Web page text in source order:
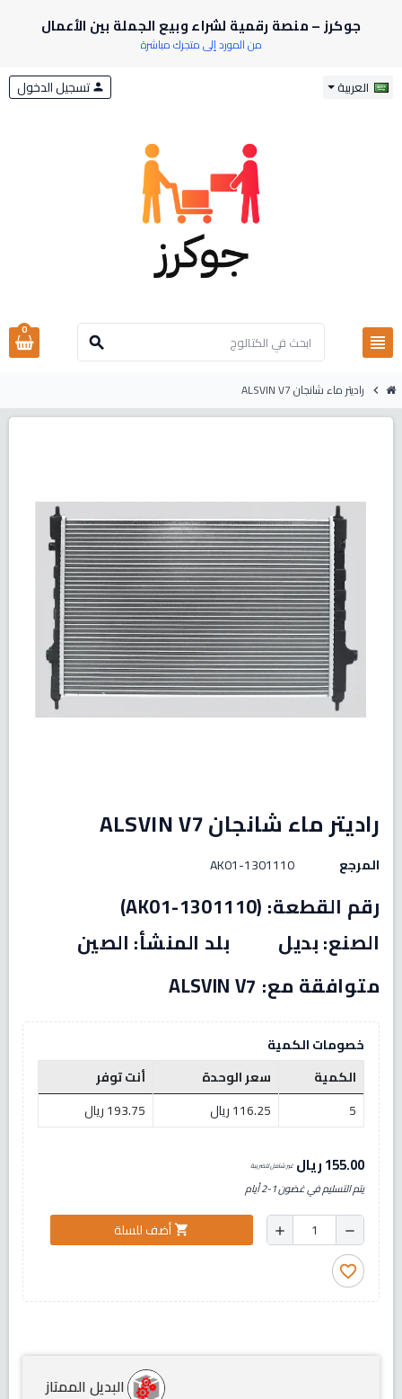
جوكرز – منصة رقمية لشراء وبيع الجملة بين الأعمال
من المورد إلى متجرك مباشرة
العربية
view_headline
search
person تسجيل الدخول
0
chevron_right راديتر ماء شانجان ALSVIN V7
راديتر ماء شانجان ALSVIN V7
المرجع AK01-1301110
رقم القطعة: (AK01-1301110)
الصنع: بديل بلد المنشأ: الصين
متوافقة مع: ALSVIN V7
خصومات الكمية
الكمية
سعر الوحدة
أنت توفر
5
116.25 ريال 193.75 ريال
155.00 ريال غير شامل للضريبة
يتم التسليم في غضون 1-2 أيام
remove
add
shopping_cartأضف للسلة
favorite_border
البديل الممتاز